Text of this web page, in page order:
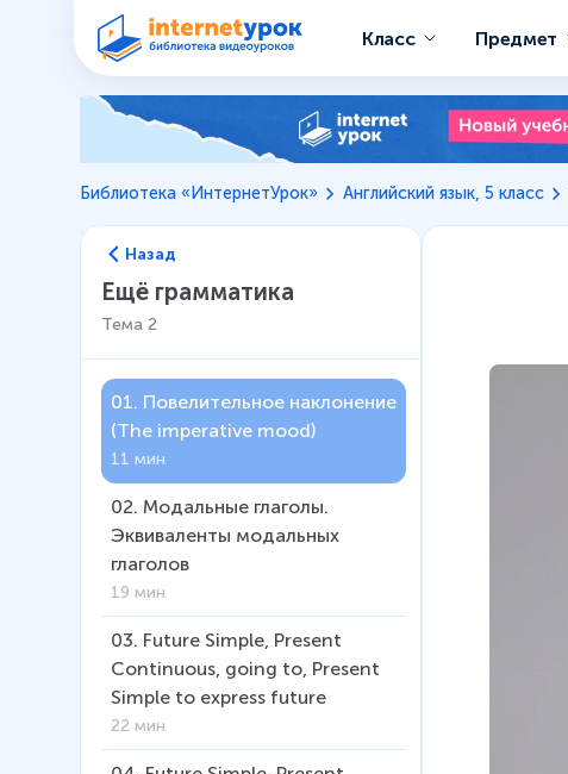
Класс Предмет
Библиотека «ИнтернетУрок» Английский язык, 5 класс
Назад
Ещё грамматика
Тема 2
01. Повелительное наклонение
(The imperative mood)
11 мин
02. Модальные глаголы.
Эквиваленты модальных
глаголов
19 мин
03. Future Simple, Present
Continuous, going to, Present
Simple to express future
22 мин